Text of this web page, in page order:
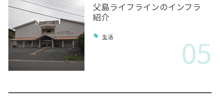
父島ライフラインのインフラ
紹介
生活 05